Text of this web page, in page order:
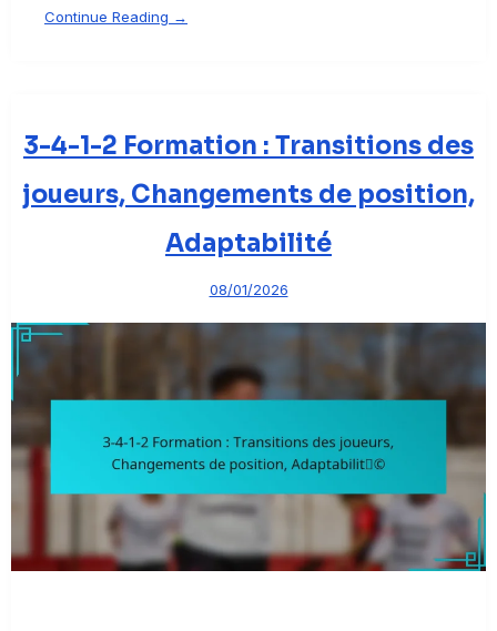
Continue Reading →
3-4-1-2 Formation : Transitions des
joueurs, Changements de position,
Adaptabilité
08/01/2026